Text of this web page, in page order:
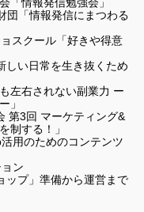
「情報発信にまつわる
スクール「好きや得意
い日常を生き抜くため
左右されない副業力 ー
」
第3回 マーケティング&
制する！」
用のためのコンテンツ
ン
ップ」準備から運営まで